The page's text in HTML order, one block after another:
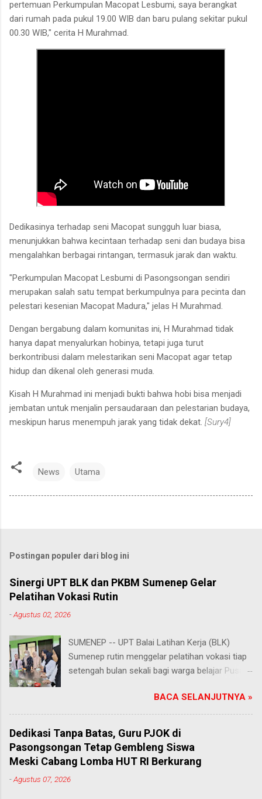
pertemuan Perkumpulan Macopat Lesbumi, saya berangkat
dari rumah pada pukul 19.00 WIB dan baru pulang sekitar pukul
00.30 WIB," cerita H Murahmad.
Dedikasinya terhadap seni Macopat sungguh luar biasa,
menunjukkan bahwa kecintaan terhadap seni dan budaya bisa
mengalahkan berbagai rintangan, termasuk jarak dan waktu.
"Perkumpulan Macopat Lesbumi di Pasongsongan sendiri
merupakan salah satu tempat berkumpulnya para pecinta dan
pelestari kesenian Macopat Madura," jelas H Murahmad.
Dengan bergabung dalam komunitas ini, H Murahmad tidak
hanya dapat menyalurkan hobinya, tetapi juga turut
berkontribusi dalam melestarikan seni Macopat agar tetap
hidup dan dikenal oleh generasi muda.
Kisah H Murahmad ini menjadi bukti bahwa hobi bisa menjadi
jembatan untuk menjalin persaudaraan dan pelestarian budaya,
meskipun harus menempuh jarak yang tidak dekat. [Sury4]
News Utama
Postingan populer dari blog ini
Sinergi UPT BLK dan PKBM Sumenep Gelar
Pelatihan Vokasi Rutin
-Agustus 02, 2026
SUMENEP -- UPT Balai Latihan Kerja (BLK)
Sumenep rutin menggelar pelatihan vokasi tiap
setengah bulan sekali bagi warga belajar Pusat
Kabupaten Sumenep. Ahad (2/8/2026).
Program ini menawarkan berbagai pilihan
keterampilan, mulai dari pembuatan roti dan kue
hingga kejuruan lainnya yang bebas dipilih
peserta sesuai bakat dan minat masing-
masing. Kehadiran program ini disambut hangat
para peserta. Salah satunya Juhairiyah, peserta
BACA SELANJUTNYA »
Dedikasi Tanpa Batas, Guru PJOK di
Pasongsongan Tetap Gembleng Siswa
Meski Cabang Lomba HUT RI Berkurang
-Agustus 07, 2026